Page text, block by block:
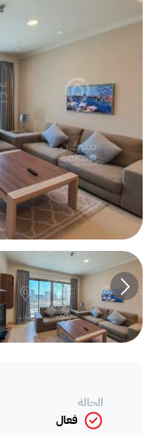
الحالة
فعال